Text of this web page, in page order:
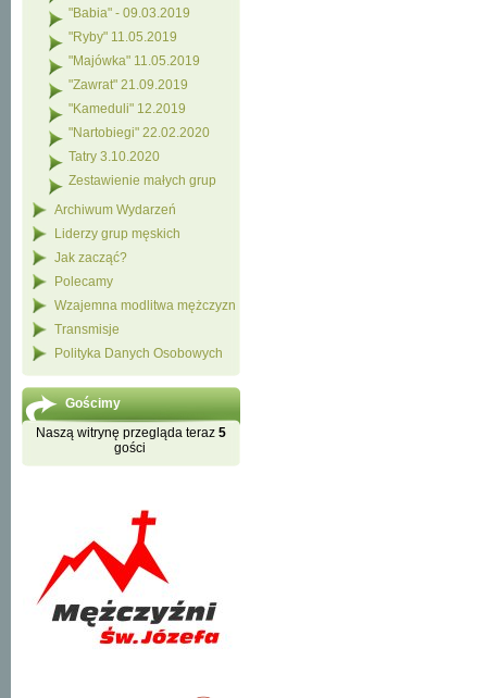
"Babia" - 09.03.2019
"Ryby" 11.05.2019
"Majówka" 11.05.2019
"Zawrat" 21.09.2019
"Kameduli" 12.2019
"Nartobiegi" 22.02.2020
Tatry 3.10.2020
Zestawienie małych grup
Archiwum Wydarzeń
Liderzy grup męskich
Jak zacząć?
Polecamy
Wzajemna modlitwa mężczyzn
Transmisje
Polityka Danych Osobowych
Gościmy
Naszą witrynę przegląda teraz 5
gości